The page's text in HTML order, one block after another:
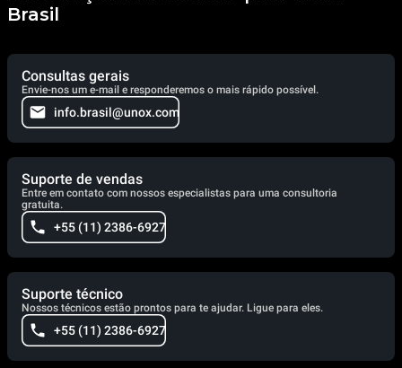
Brasil
Consultas gerais
Envie-nos um e-mail e responderemos o mais rápido possível.
info.brasil@unox.com
Suporte de vendas
Entre em contato com nossos especialistas para uma consultoria
gratuita.
+55 (11) 2386-6927
Suporte técnico
Nossos técnicos estão prontos para te ajudar. Ligue para eles.
+55 (11) 2386-6927